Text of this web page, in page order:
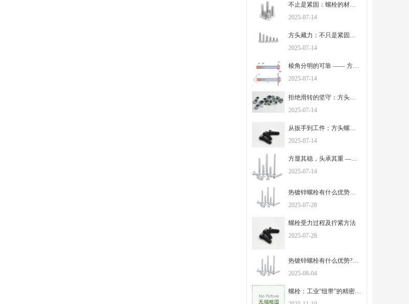
不止是紧固：螺栓的材质与工艺，定义着安全的边界
2025-07-14
方头藏力：不只是紧固，更是工业连接里的踏实担当
2025-07-14
棱角分明的可靠 —— 方头螺栓，在细节处锚定工程安全
2025-07-14
拒绝滑转的坚守：方头螺栓的独特设计，承载千斤之力
2025-07-14
2025-07-14
方显其稳，头承其重 —— 解密方头螺栓的工业实用哲学
2025-07-14
热镀锌螺栓有什么优势以及用途？
2025-07-28
螺栓受力过程及拧紧方法
2025-07-28
热镀锌螺栓有什么优势?有什么用途？
2025-08-04
螺栓：工业“纽带”的精密制造与多元应用